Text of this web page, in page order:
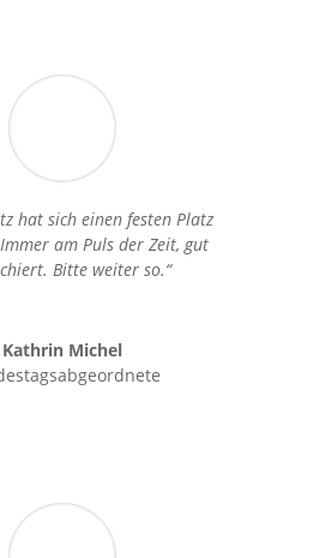
hat sich einen festen Platz
am Puls der Zeit, gut
Bitte weiter so.“
Kathrin Michel